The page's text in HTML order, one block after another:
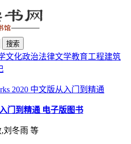
搜索
文化政治法律文学教育工程建筑
2020 中文版从入门到精通
门到精通 电子版图书
刘冬雨 等